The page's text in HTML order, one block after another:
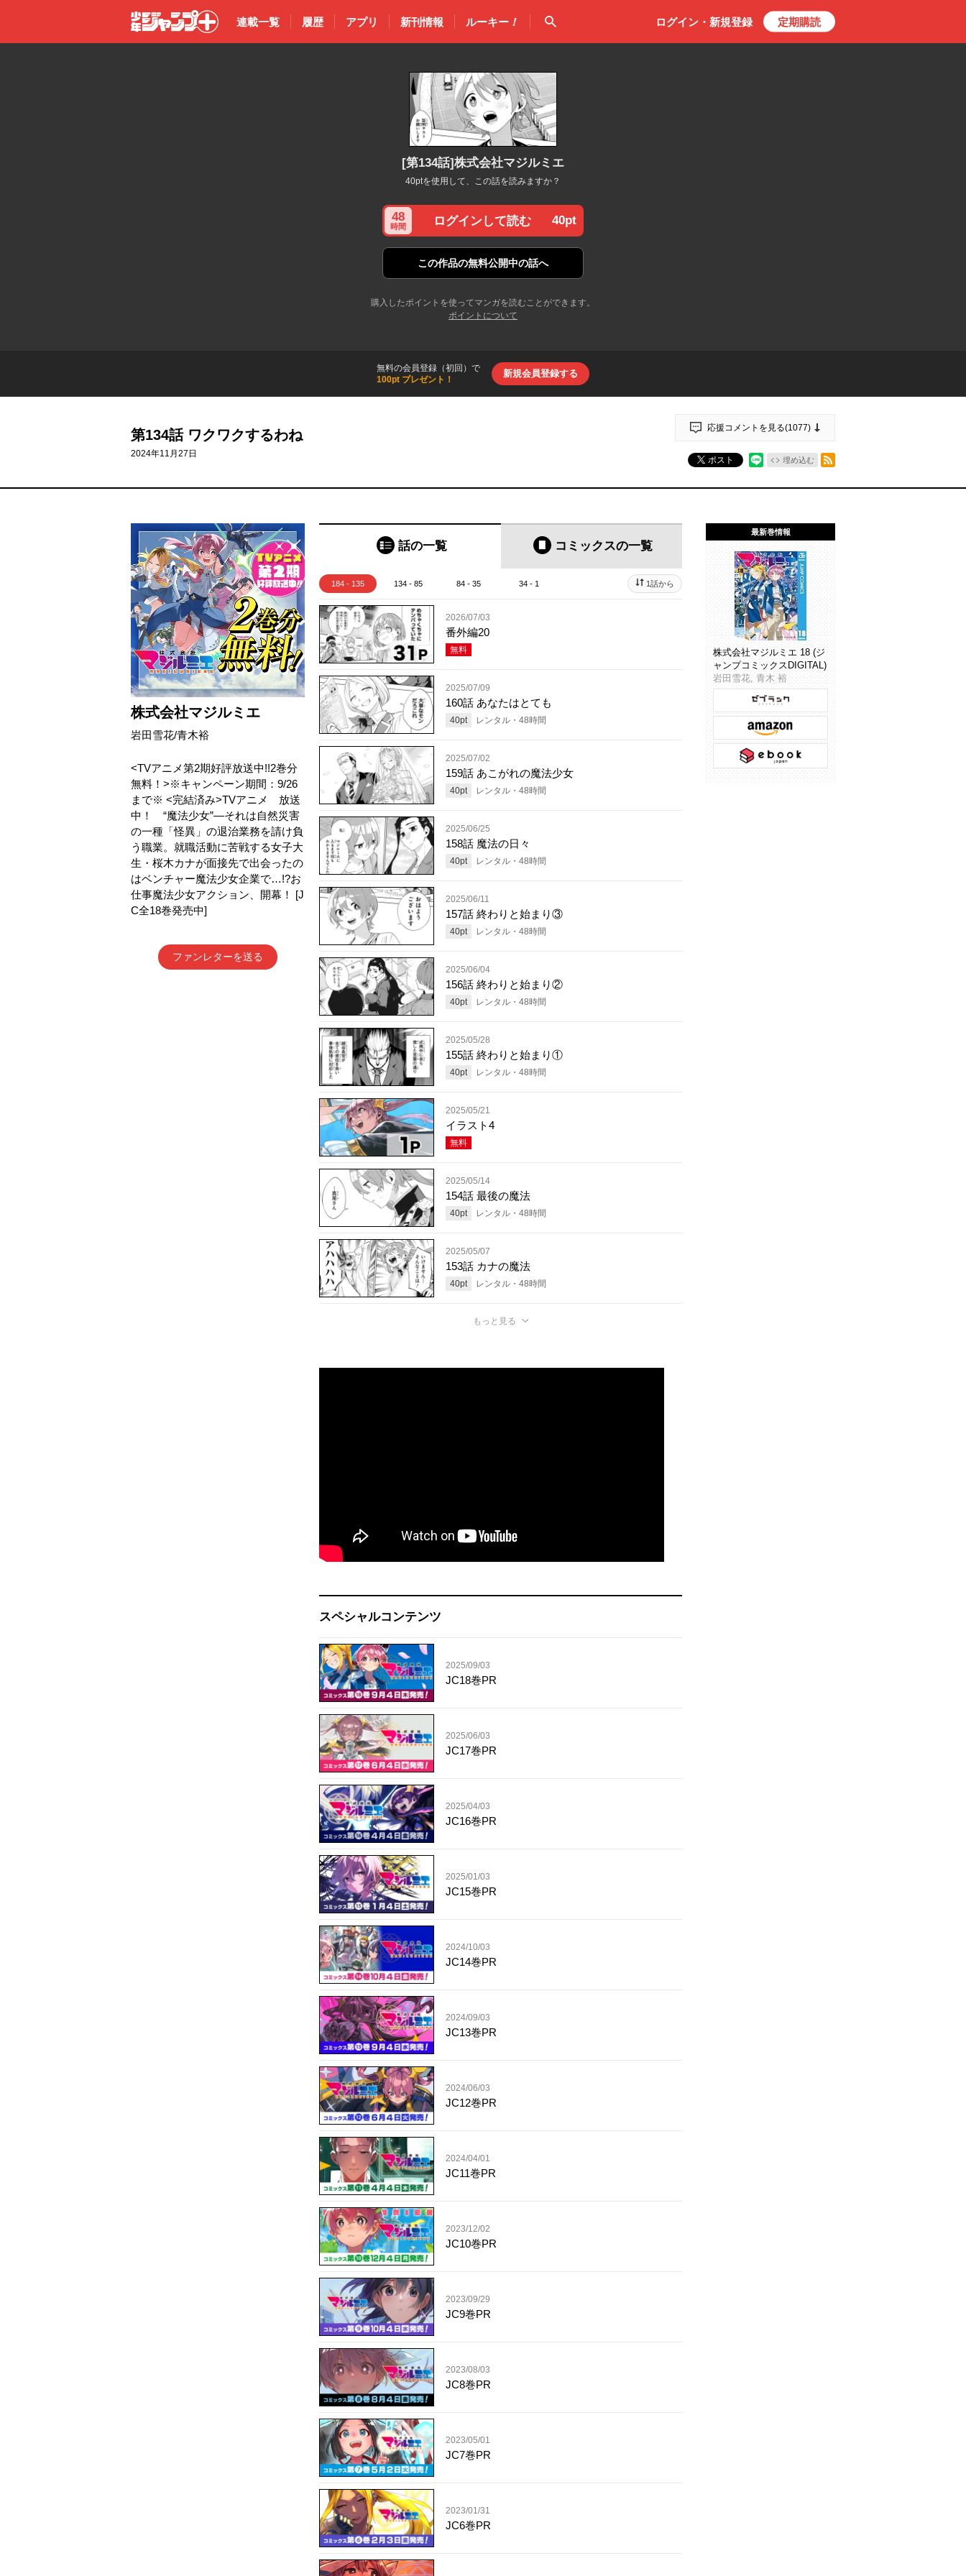
少年ジャン
連載一覧 履歴 アプリ 新刊情報 ルーキー！ 検索 ログイン・ 新規登録 定期購読
[第134話]株式会社マジルミエ
40ptを使用して、この話を読みますか？
48
時間 ログインして読む 40pt
この作品の無料公開中の話へ
購入したポイントを使ってマンガを読むことができます。
ポイントについて
無料の会員登録（初回）で
100pt プレゼント！
新規会員登録する
第134話 ワクワクするわね
2024年11月27日
応援コメントを見る(1077)
ポスト 埋め込む
株式会社マジルミエ
岩田雪花/青木裕
<TVアニメ第2期好評放送中!!2巻分
無料！>※キャンペーン期間：9/26
まで※ <完結済み>TVアニメ 放送
中！ “魔法少女”―それは自然災害
の一種「怪異」の退治業務を請け負
う職業。就職活動に苦戦する女子大
生・桜木カナが面接先で出会ったの
はベンチャー魔法少女企業で…!?お
仕事魔法少女アクション、開幕！ [J
C全18巻発売中]
ファンレターを送る
話の一覧 コミックスの一覧
184 - 135 134 - 85 84 - 35 34 - 1 1話から
2026/07/03
番外編20
無料
2025/07/09
160話 あなたはとても
40pt レンタル・ 48時間
2025/07/02
159話 あこがれの魔法少女
40pt レンタル・ 48時間
2025/06/25
158話 魔法の日々
40pt レンタル・ 48時間
2025/06/11
157話 終わりと始まり③
40pt レンタル・ 48時間
2025/06/04
156話 終わりと始まり②
40pt レンタル・ 48時間
2025/05/28
155話 終わりと始まり①
40pt レンタル・ 48時間
2025/05/21
イラスト4
無料
2025/05/14
154話 最後の魔法
40pt レンタル・ 48時間
2025/05/07
153話 カナの魔法
40pt レンタル・ 48時間
もっと見る
スペシャルコンテンツ
2025/09/03
JC18巻PR
2025/06/03
JC17巻PR
2025/04/03
JC16巻PR
2025/01/03
JC15巻PR
2024/10/03
JC14巻PR
2024/09/03
JC13巻PR
2024/06/03
JC12巻PR
2024/04/01
JC11巻PR
2023/12/02
JC10巻PR
2023/09/29
JC9巻PR
2023/08/03
JC8巻PR
2023/05/01
JC7巻PR
2023/01/31
JC6巻PR
最新巻情報
株式会社マジルミエ 18 (ジ
ャンプコミックスDIGITAL)
岩田雪花, 青木 裕